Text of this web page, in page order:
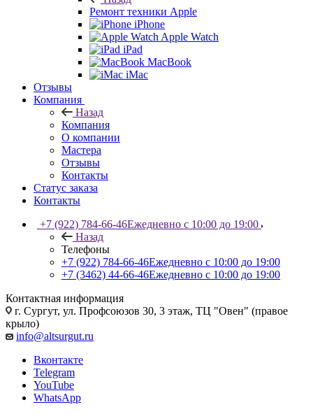
Ремонт техники Apple
iPhone
Apple Watch
iPad
MacBook
iMac
Отзывы
Компания
Назад
Компания
О компании
Мастера
Отзывы
Контакты
Статус заказа
Контакты
+7 (922) 784-66-46Ежедневно с 10:00 до 19:00
Назад
Телефоны
+7 (922) 784-66-46Ежедневно с 10:00 до 19:00
+7 (3462) 44-66-46Ежедневно с 10:00 до 19:00
Контактная информация
г. Сургут, ул. Профсоюзов 30, 3 этаж, ТЦ "Овен" (правое
крыло)
info@altsurgut.ru
Вконтакте
Telegram
YouTube
WhatsApp